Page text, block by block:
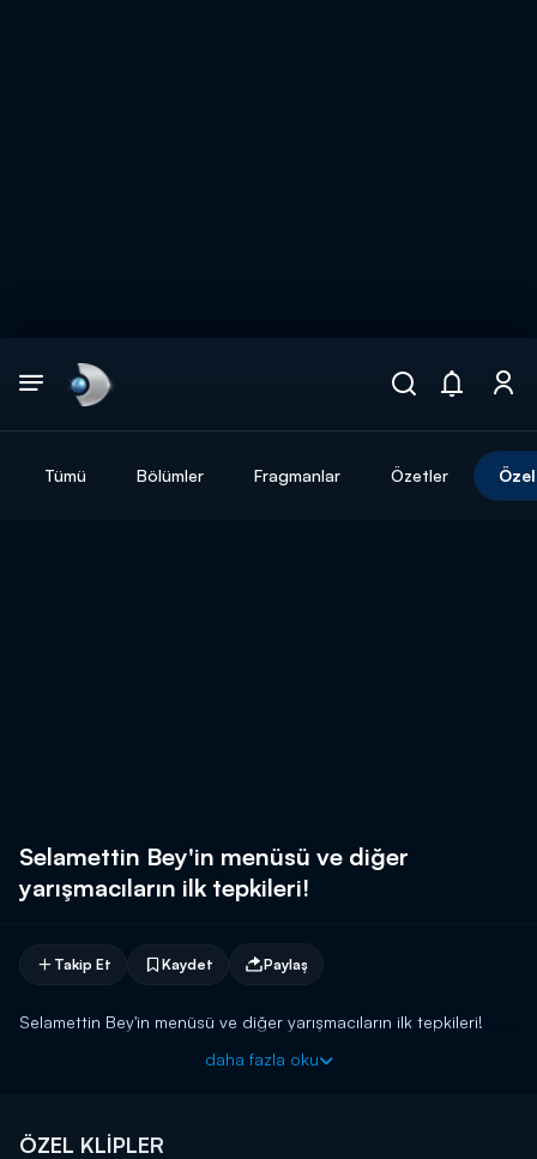
Tümü Bölümler Fragmanlar Özetler
Selamettin Bey'in menüsü ve diğer
yarışmacıların ilk tepkileri!
Takip Et Kaydet Paylaş
Selamettin Bey'in menüsü ve diğer yarışmacıların ilk tepkileri!
daha fazla oku
ÖZEL KLİPLER